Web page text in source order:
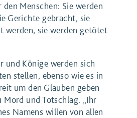
den Menschen: Sie werden
Gerichte gebracht, sie
werden, sie werden getötet
und Könige werden sich
stellen, ebenso wie es in
um den Glauben geben
Mord und Totschlag. „Ihr
Namens willen von allen